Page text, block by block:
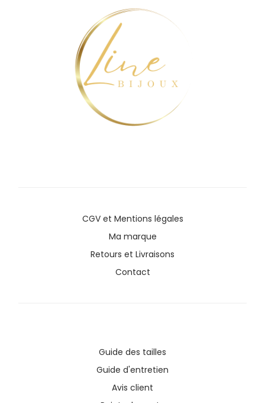
CGVet Mentions légales
Ma marque
Retours et Livraisons
Contact
Guide des tailles
Guide d'entretien
Avis client